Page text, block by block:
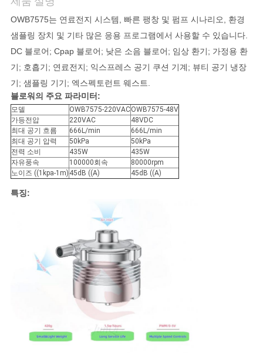
스
인
용
을
요
청
하
십
OWB7575는 연료전지 시스템, 빠른 팽창 및 펌프 시나리오, 환경
샘플링 장치 및 기타 많은 응용 프로그램에서 사용할 수 있습니다.
DC 블로어; Cpap 블로어; 낮은 소음 블로어; 임상 환기; 가정용 환
기; 호흡기; 연료전지; 익스프레스 공기 쿠션 기계; 뷰티 공기 냉장
기; 샘플링 기기; 엑스펙토런트 웨스트.
블로워의 주요 파라미터:
모델 OWB7575-220VACOWB7575-48V
가등전압
220VAC
48VDC
최대 공기 흐름
666L/min
666L/min
최대 공기 압력
50kPa
50kPa
전력 소비
435W
435W
자유풍속
100000회속
80000rpm
노이즈 ((1kpa-1m) 45dB ((A) 45dB ((A)
특징: